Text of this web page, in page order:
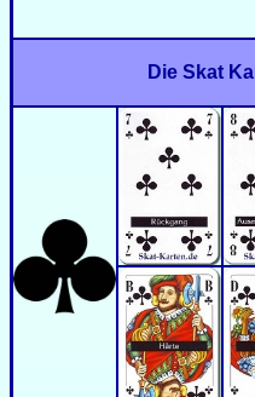
Die Skat